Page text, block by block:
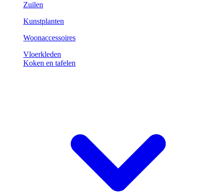
Zuilen
Kunstplanten
Woonaccessoires
Vloerkleden
Koken en tafelen